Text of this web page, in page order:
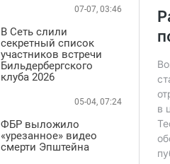
07-07, 03:46
В Сеть слили
секретный список
участников встречи
Бильдербергского
клуба 2026
05-04, 07:24
ФБР выложило
«урезанное» видео
смерти Эпштейна